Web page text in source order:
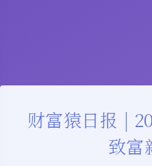
财富猿日报 |
致富